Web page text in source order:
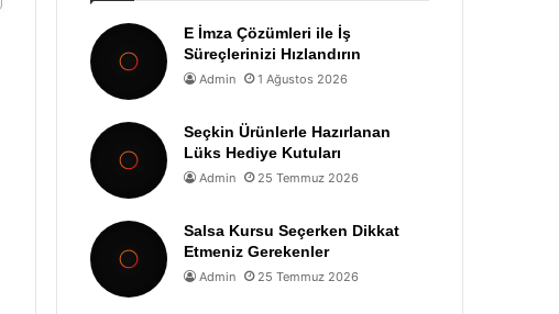
E İmza Çözümleri ile İş
Süreçlerinizi Hızlandırın
Admin 1 Ağustos 2026
Seçkin Ürünlerle Hazırlanan
Lüks Hediye Kutuları
Admin 25 Temmuz 2026
Salsa Kursu Seçerken Dikkat
Etmeniz Gerekenler
Admin 25 Temmuz 2026